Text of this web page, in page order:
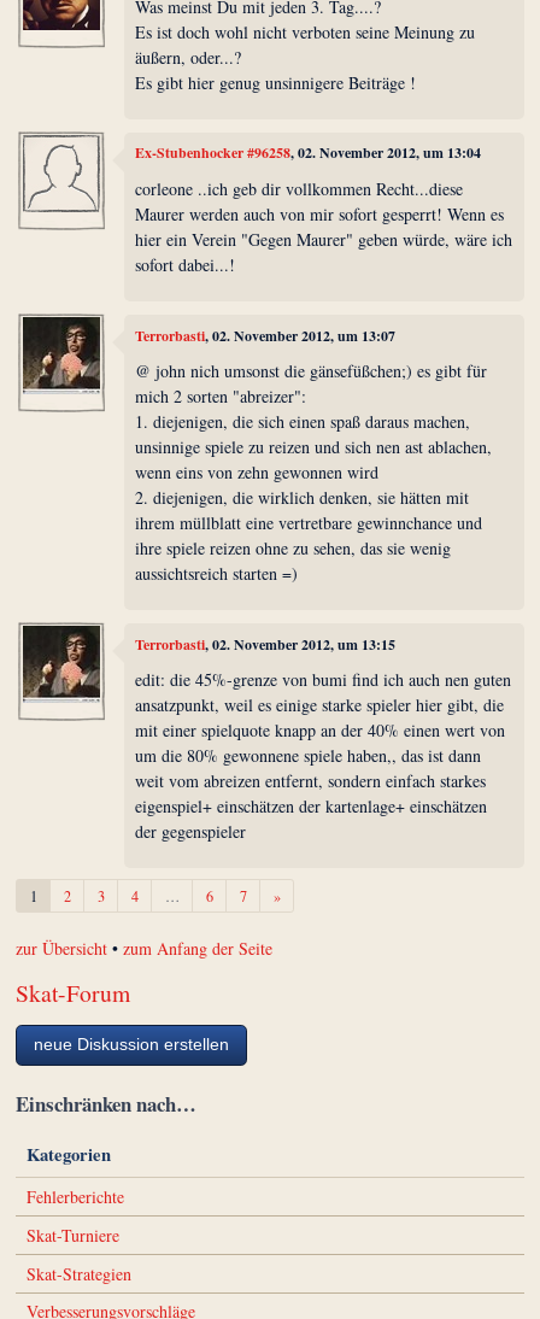
Was meinst Du mit jeden 3. Tag....?
Es ist doch wohl nicht verboten seine Meinung zu
äußern, oder...?
Es gibt hier genug unsinnigere Beiträge !
Ex-Stubenhocker #96258, 02. November 2012, um 13:04
corleone ..ich geb dir vollkommen Recht...diese
Maurer werden auch von mir sofort gesperrt! Wenn es
hier ein Verein "Gegen Maurer" geben würde, wäre ich
sofort dabei...!
Terrorbasti, 02. November 2012, um 13:07
@ john nich umsonst die gänsefüßchen;) es gibt für
mich 2 sorten "abreizer":
1. diejenigen, die sich einen spaß daraus machen,
unsinnige spiele zu reizen und sich nen ast ablachen,
wenn eins von zehn gewonnen wird
2. diejenigen, die wirklich denken, sie hätten mit
ihrem müllblatt eine vertretbare gewinnchance und
ihre spiele reizen ohne zu sehen, das sie wenig
aussichtsreich starten =)
Terrorbasti, 02. November 2012, um 13:15
edit: die 45%-grenze von bumi find ich auch nen guten
ansatzpunkt, weil es einige starke spieler hier gibt, die
mit einer spielquote knapp an der 40% einen wert von
um die 80% gewonnene spiele haben,, das ist dann
weit vom abreizen entfernt, sondern einfach starkes
eigenspiel+ einschätzen der kartenlage+ einschätzen
der gegenspieler
1 2 3 4 … 6 7 »Weiter
zur Übersicht •zum Anfang der Seite
Skat-Forum
neue Diskussion erstellen
Einschränken nach…
Kategorien
Fehlerberichte
Skat-Turniere
Skat-Strategien
Verbesserungsvorschläge